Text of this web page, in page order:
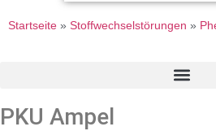
Startseite » Stoffwechselstörungen »
PKU Ampel